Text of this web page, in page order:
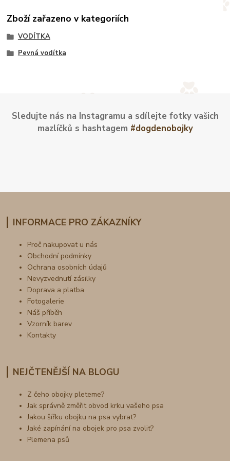
Zboží zařazeno v kategoriích
VODÍTKA
Pevná vodítka
Sledujte nás na Instagramu a sdílejte fotky vašich
mazlíčků s hashtagem #dogdenobojky
INFORMACE PRO ZÁKAZNÍKY
Proč nakupovat u nás
Obchodní podmínky
Ochrana osobních údajů
Nevyzvednutí zásilky
Doprava a platba
Fotogalerie
Náš příběh
Vzorník barev
Kontakty
NEJČTENĚJŠÍ NA BLOGU
Z čeho obojky pleteme?
Jak správně změřit obvod krku vašeho psa
Jakou šířku obojku na psa vybrat?
Jaké zapínání na obojek pro psa zvolit?
Plemena psů